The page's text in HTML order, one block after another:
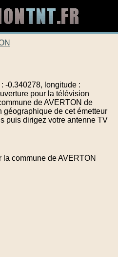
-0.340278, longitude :
pour la télévision
de AVERTON de
géographique de cet émetteur
puis dirigez votre antenne TV
la commune de AVERTON